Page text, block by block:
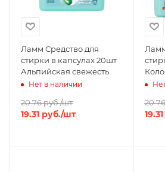
Ламм Средство для
стирки в капсулах 20шт
Альпийская свежесть
Нет в наличии
20.76руб./шт
19.31 руб./шт
20.76
19.31